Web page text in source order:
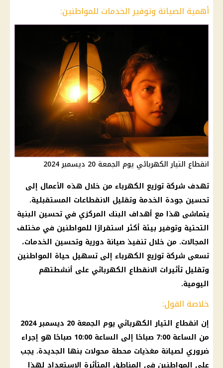
أهمية الصيانة وتوفير الخدمات للمواطنين:
انقطاع التيار الكهربائي يوم الجمعة 20 ديسمبر 2024
تهدف شركة توزيع الكهرباء من خلال هذه الأعمال إلى
تحسين جودة الخدمة وتقليل الانقطاعات المستقبلية.
يتماشى هذا مع أهداف البنك المركزي في تحسين البنية
التحتية وتوفير بيئة أكثر استقرارًا للمواطنين في مختلف
المجالات. من خلال تنفيذ صيانة دورية وتحسين الخدمات،
تسعى شركة توزيع الكهرباء إلى تسهيل حياة المواطنين
وتقليل تأثيرات الانقطاع الكهربائي على أنشطتهم
اليومية.
خلاصة القول:
إن انقطاع التيار الكهربائي يوم الجمعة 20 ديسمبر 2024
من الساعة 7:00 صباحًا إلى الساعة 10:00 صباحًا هو إجراء
ضروري لصيانة مغذيات محطة محولات بنها الجديدة. يجب
على المواطنين في المناطق المتأثرة الاستعداد لهذا